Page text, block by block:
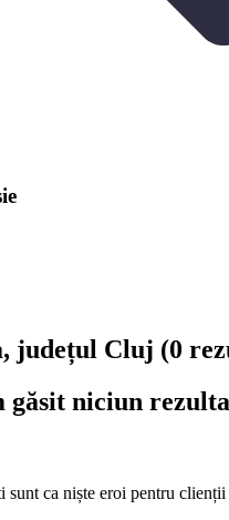
județul Cluj (0
găsit niciun
sunt ca niște eroi pentru